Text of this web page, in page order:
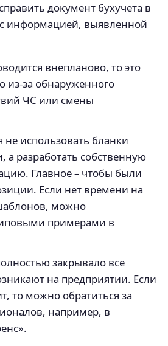
документ бухучета в
с информацией, выявленной
внепланово, то это
из-за обнаруженного
ЧС или смены
не использовать бланки
а разработать собственную
Главное – чтобы были
Если нет времени на
можно
примерами в
закрывало все
на предприятии. Если
то можно обратиться за
например, в